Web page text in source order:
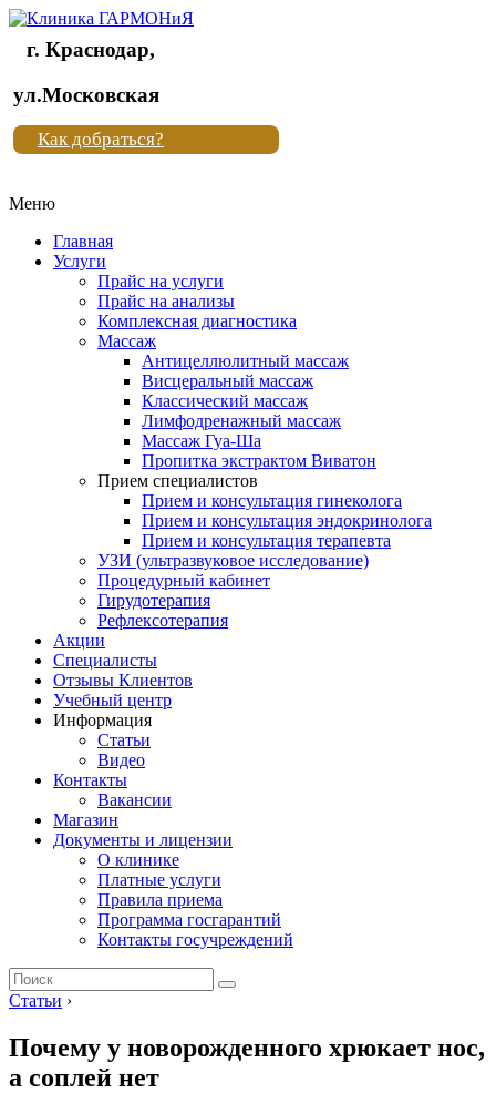
Клиника
"Новая
жизнь"
Клиника
жизнь"
г. Краснодар,
ул.Московская
Как добраться?
Меню
Главная
Услуги
Прайс на услуги
Прайс на анализы
Комплексная диагностика
Массаж
Антицеллюлитный массаж
Висцеральный массаж
Классический массаж
Лимфодренажный массаж
Массаж Гуа-Ша
Пропитка экстрактом Виватон
Прием специалистов
Прием и консультация гинеколога
Прием и консультация эндокринолога
Прием и консультация терапевта
УЗИ (ультразвуковое исследование)
Процедурный кабинет
Гирудотерапия
Рефлексотерапия
Акции
Специалисты
Отзывы Клиентов
Учебный центр
Информация
Статьи
Видео
Контакты
Вакансии
Магазин
Документы и лицензии
О клинике
Платные услуги
Правила приема
Программа госгарантий
Контакты госучреждений
Статьи ›
Почему у новорожденного хрюкает нос,
а соплей нет